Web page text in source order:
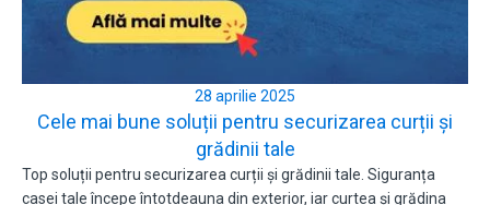
28 aprilie 2025
Cele mai bune soluții pentru securizarea curții și
grădinii tale
Top soluții pentru securizarea curții și grădinii tale. Siguranța
casei tale începe întotdeauna din exterior, iar curtea și grădina